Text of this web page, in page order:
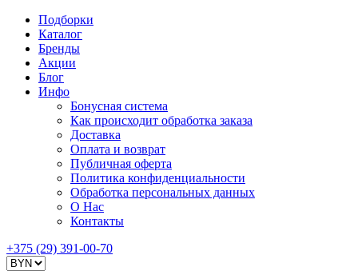
Подборки
Каталог
Бренды
Акции
Блог
Инфо
Бонусная система
Как происходит обработка заказа
Доставка
Оплата и возврат
Публичная оферта
Политика конфиденциальности
Обработка персональных данных
О Нас
Контакты
+375 (29) 391-00-70